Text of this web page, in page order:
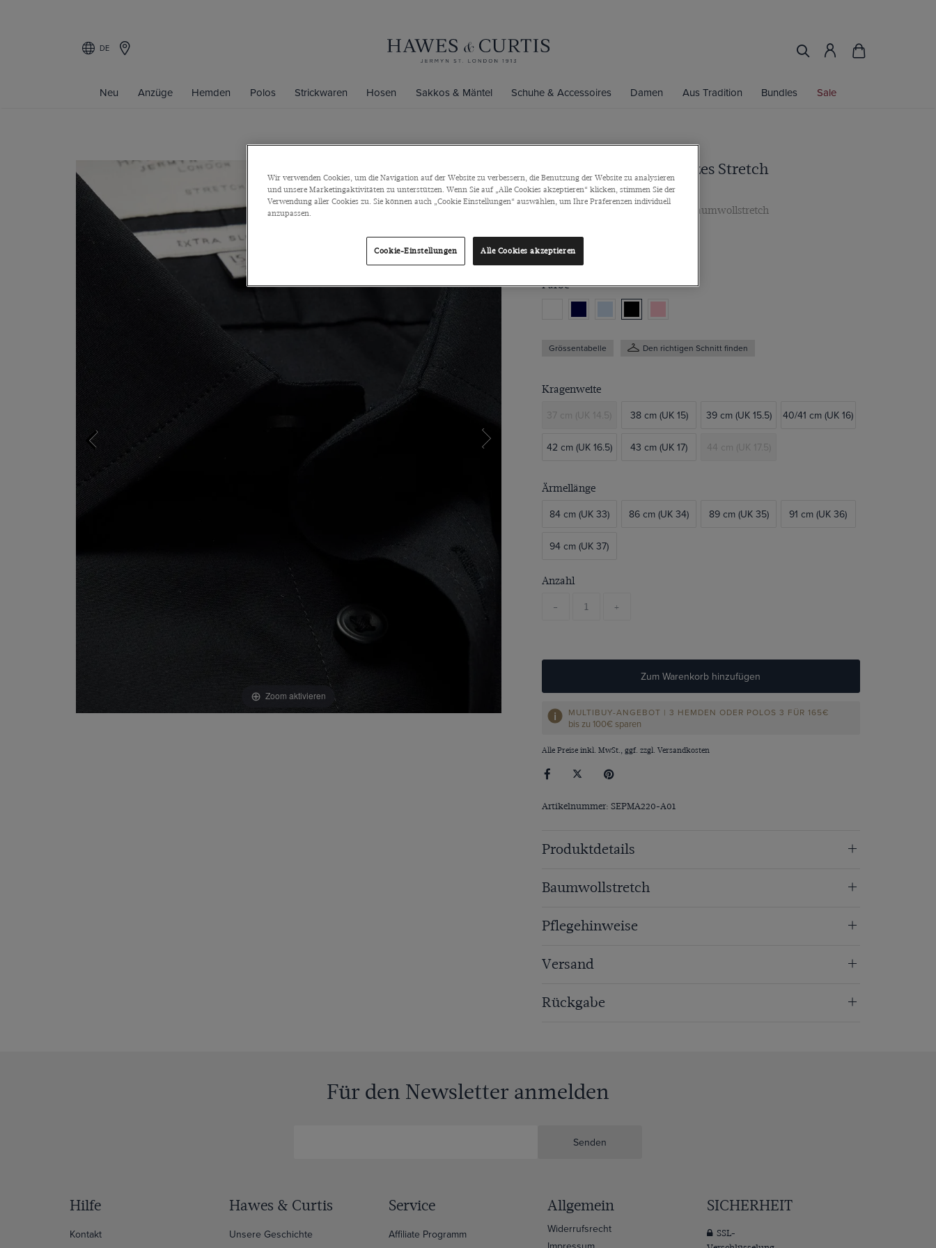
DE
Neu Anzüge Hemden Polos Strickwaren Hosen Sakkos & Mäntel Schuhe & Accessoires Damen Aus Tradition Bundles Sale
Zoom aktivieren
Extra Slim Fit Schwarzes Stretch
Businesshemd
Kentkragen, Knopfmanschette, Baumwollstretch
€79 / 3 für 165€
Farbe
Grössentabelle Den richtigen Schnitt finden
Kragenweite
37 cm (UK 14.5) 38 cm (UK 15) 39 cm (UK 15.5) 40/41 cm (UK 16)
42 cm (UK 16.5) 43 cm (UK 17) 44 cm (UK 17.5)
Ärmellänge
84 cm (UK 33) 86 cm (UK 34) 89 cm (UK 35) 91 cm (UK 36)
94 cm (UK 37)
Anzahl
- +
Zum Warenkorb hinzufügen
MULTIBUY-ANGEBOT | 3 HEMDEN ODER POLOS 3 FÜR 165€
bis zu 100€ sparen
Alle Preise inkl. MwSt., ggf. zzgl. Versandkosten
Artikelnummer: SEPMA220-A01
Produktdetails
Baumwollstretch
Pflegehinweise
Versand
Rückgabe
Für den Newsletter anmelden
Senden
Hilfe
Kontakt
Hawes & Curtis
Unsere Geschichte
Service
Affiliate Programm
Allgemein
Widerrufsrecht
SICHERHEIT
SSL-
Wir verwenden Cookies, um die Navigation auf der Website zu verbessern, die Benutzung der Website zu analysieren
und unsere Marketingaktivitäten zu unterstützen. Wenn Sie auf „Alle Cookies akzeptieren“ klicken, stimmen Sie der
Verwendung aller Cookies zu. Sie können auch „Cookie Einstellungen“ auswählen, um Ihre Präferenzen individuell
anzupassen.
Cookie-Einstellungen Alle Cookies akzeptieren